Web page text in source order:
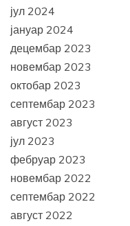
јул 2024
јануар 2024
децембар 2023
новембар 2023
октобар 2023
септембар 2023
август 2023
јул 2023
фебруар 2023
новембар 2022
септембар 2022
август 2022